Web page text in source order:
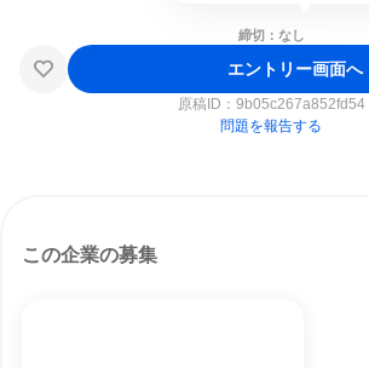
締切：なし
エントリー画面へ
原稿ID： 9b05c267a852fd54
問題を報告する
この企業の募集